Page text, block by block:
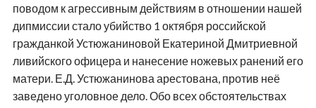
поводом к агрессивным действиям в отношении нашей
дипмиссии стало убийство 1 октября российской
гражданкой Устюжаниновой Екатериной Дмитриевной
ливийского офицера и нанесение ножевых ранений его
матери. Е.Д. Устюжанинова арестована, против неё
заведено уголовное дело. Обо всех обстоятельствах